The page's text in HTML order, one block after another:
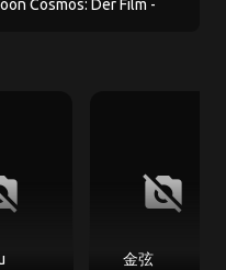
Cosmos: Der Film -
no_photography
金弦